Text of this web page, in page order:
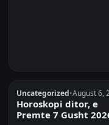
Uncategorized•August 6,
Horoskopi ditor, e
Premte 7 Gusht